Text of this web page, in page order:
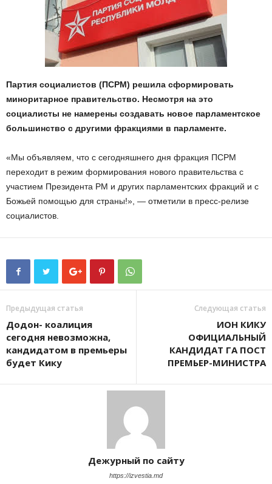
Партия социалистов (ПСРМ) решила сформировать
миноритарное правительство. Несмотря на это
социалисты не намерены создавать новое парламентское
большинство с другими фракциями в парламенте.
«Мы объявляем, что с сегодняшнего дня фракция ПСРМ
переходит в режим формирования нового правительства с
участием Президента РМ и других парламентских фракций и с
Божьей помощью для страны!», — отметили в пресс-релизе
социалистов.
Предыдущая статья
Додон- коалиция
сегодня невозможна,
кандидатом в премьеры
будет Кику
Следующая статья
ИОН КИКУ
ОФИЦИАЛЬНЫЙ
КАНДИДАТ ГА ПОСТ
ПРЕМЬЕР-МИНИСТРА
Дежурный по сайту
https://izvestia.md